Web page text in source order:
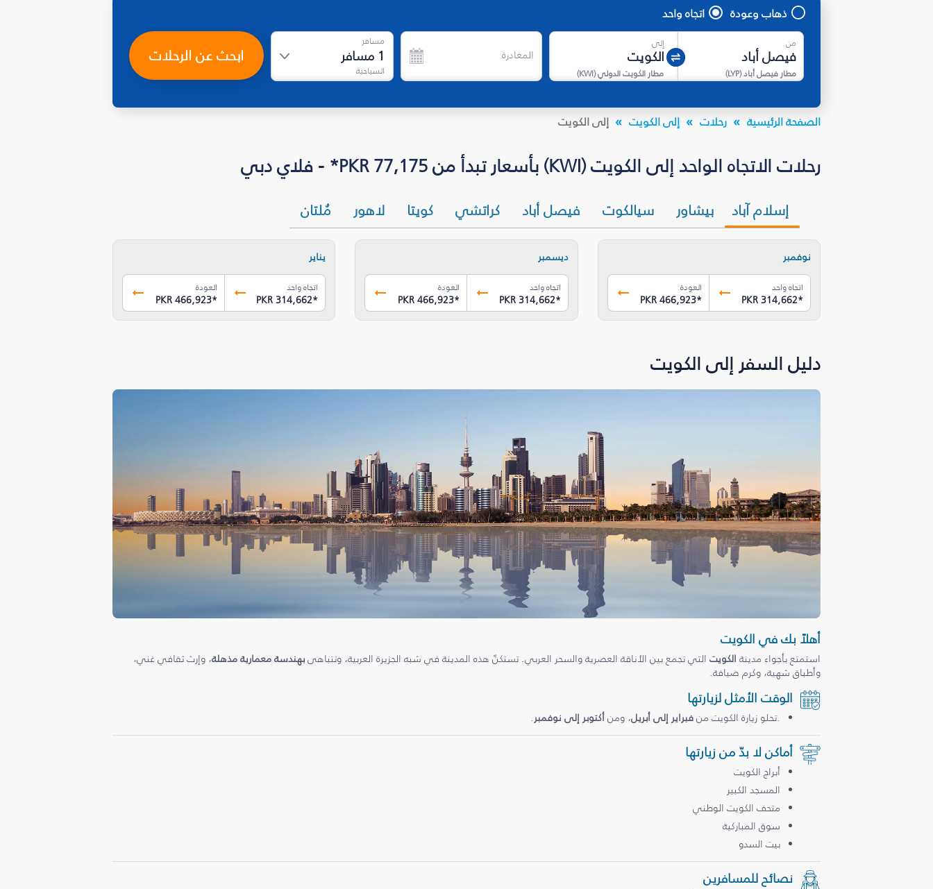
ذهاب وعودة اتجاه واحد
من
مطار فيصل أباد(
LYP
)
إلى
مطار الكويت الدولي(
KWI
)
المغادرة
مسافر
1 مسافر
السياحية
ابحث عن الرحلات
الصفحة الرئيسية رحلات إلى الكويت إلى الكويت
رحلات الاتجاه الواحد إلى الكويت (KWI) بأسعار تبدأ من PKR 77,175* - فلاي دبي
إسلام آباد بيشاور سيالكوت فيصل أباد كراتشي كويتا لاهور مُلتان
نوفمبر
اتجاه واحد
PKR 314,662*
العودة
PKR 466,923*
ديسمبر
اتجاه واحد
PKR 314,662*
العودة
PKR 466,923*
يناير
اتجاه واحد
PKR 314,662*
العودة
PKR 466,923*
دليل السفر إلى الكويت
أهلاً بك في الكويت
استمتع بأجواء مدينة الكويت التي تجمع بين الأناقة العصرية والسحر العربي. تستكنّ هذه المدينة في شبه الجزيرة العربية، وتتباهىبهندسة معمارية مذهلة، وإرث ثقافي غني،
وأطباق شهية، وكرم ضيافة.
الوقت الأمثل لزيارتها
.تحلو زيارة الكويت منفبراير إلى أبريل، ومنأكتوبر إلى نوفمبر.
أماكن لا بدّ من زيارتها
أبراج الكويت
المسجد الكبير
متحف الكويت الوطني
سوق المباركية
بيت السدو
نصائح للمسافرين